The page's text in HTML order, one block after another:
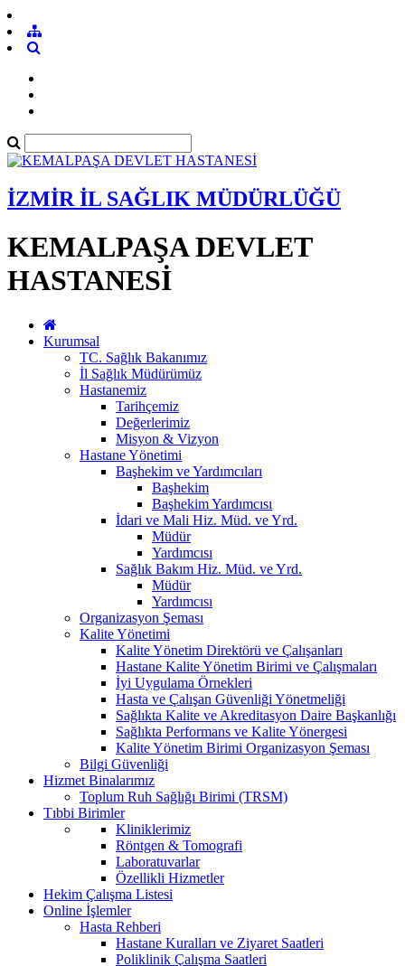
İZMİR İL SAĞLIK MÜDÜRLÜĞÜ
KEMALPAŞA DEVLET
HASTANESİ
Kurumsal
TC. Sağlık Bakanımız
İl Sağlık Müdürümüz
Hastanemiz
Tarihçemiz
Değerlerimiz
Misyon & Vizyon
Hastane Yönetimi
Başhekim ve Yardımcıları
Başhekim
Başhekim Yardımcısı
İdari ve Mali Hiz. Müd. ve Yrd.
Müdür
Yardımcısı
Sağlık Bakım Hiz. Müd. ve Yrd.
Müdür
Yardımcısı
Organizasyon Şeması
Kalite Yönetimi
Kalite Yönetim Direktörü ve Çalışanları
Hastane Kalite Yönetim Birimi ve Çalışmaları
İyi Uygulama Örnekleri
Hasta ve Çalışan Güvenliği Yönetmeliği
Sağlıkta Kalite ve Akreditasyon Daire Başkanlığı
Sağlıkta Performans ve Kalite Yönergesi
Kalite Yönetim Birimi Organizasyon Şeması
Bilgi Güvenliği
Hizmet Binalarımız
Toplum Ruh Sağlığı Birimi (TRSM)
Tıbbi Birimler
Kliniklerimiz
Röntgen & Tomografi
Laboratuvarlar
Özellikli Hizmetler
Hekim Çalışma Listesi
Online İşlemler
Hasta Rehberi
Hastane Kuralları ve Ziyaret Saatleri
Poliklinik Çalışma Saatleri